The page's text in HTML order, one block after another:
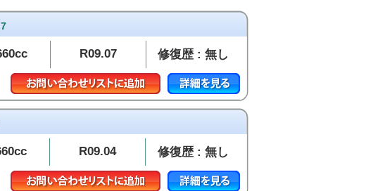
R09.07 修復歴 : 無し
R09.04 修復歴 : 無し